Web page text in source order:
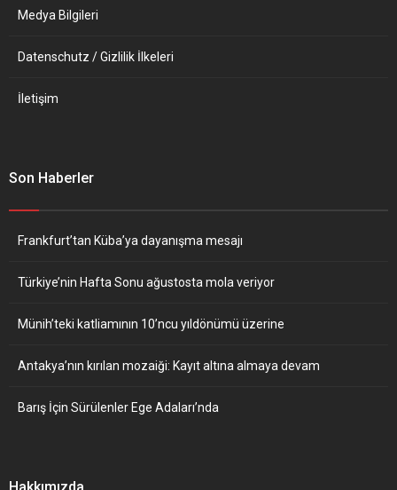
Medya Bilgileri
Datenschutz / Gizlilik İlkeleri
İletişim
Son Haberler
Frankfurt’tan Küba’ya dayanışma mesajı
Türkiye’nin Hafta Sonu ağustosta mola veriyor
Münih’teki katliamının 10’ncu yıldönümü üzerine
Antakya’nın kırılan mozaiği: Kayıt altına almaya devam
Barış İçin Sürülenler Ege Adaları’nda
Hakkımızda